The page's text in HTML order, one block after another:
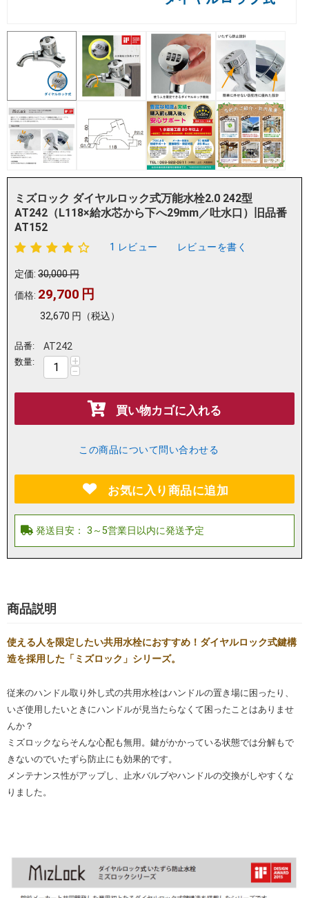
ミズロック ダイヤルロック式万能水栓2.0 242型
AT242（L118×給水芯から下へ29mm／吐水口）旧品番
AT152
1 レビュー レビューを書く
定価: 30,000円
価格: 29,700 円
32,670 円 （税込）
品番: AT242
数量: +
−
買い物カゴに入れる
この商品について問い合わせる
お気に入り商品に追加
商品説明
使える人を限定したい共用水栓におすすめ！ダイヤルロック式鍵構
造を採用した「ミズロック」シリーズ。
従来のハンドル取り外し式の共用水栓はハンドルの置き場に困ったり、
いざ使用したいときにハンドルが見当たらなくて困ったことはありませ
んか？
ミズロックならそんな心配も無用。鍵がかかっている状態では分解もで
きないのでいたずら防止にも効果的です。
メンテナンス性がアップし、止水バルブやハンドルの交換がしやすくな
りました。